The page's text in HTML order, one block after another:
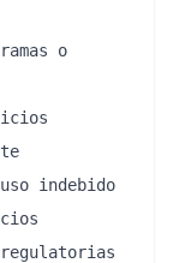
o
indebido